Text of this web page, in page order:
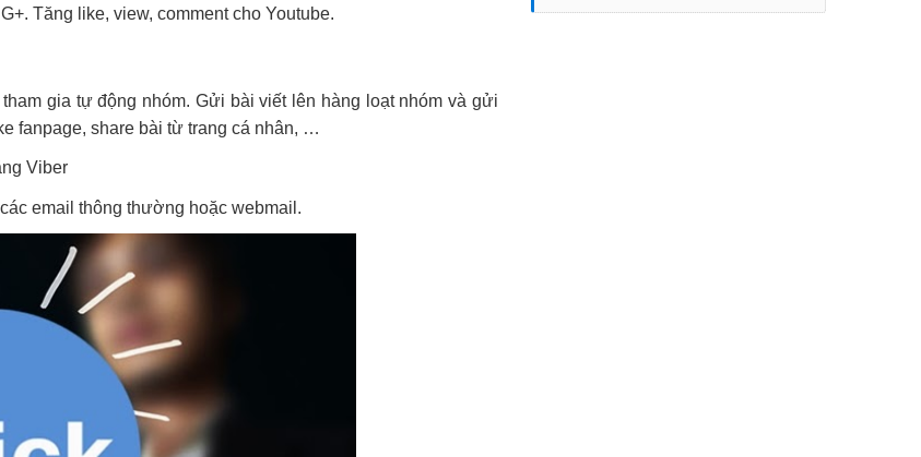
Tăng like, view, comment cho Youtube.
gia tự động nhóm. Gửi bài viết lên hàng loạt nhóm và gửi
fanpage, share bài từ trang cá nhân, …
Viber
email thông thường hoặc webmail.